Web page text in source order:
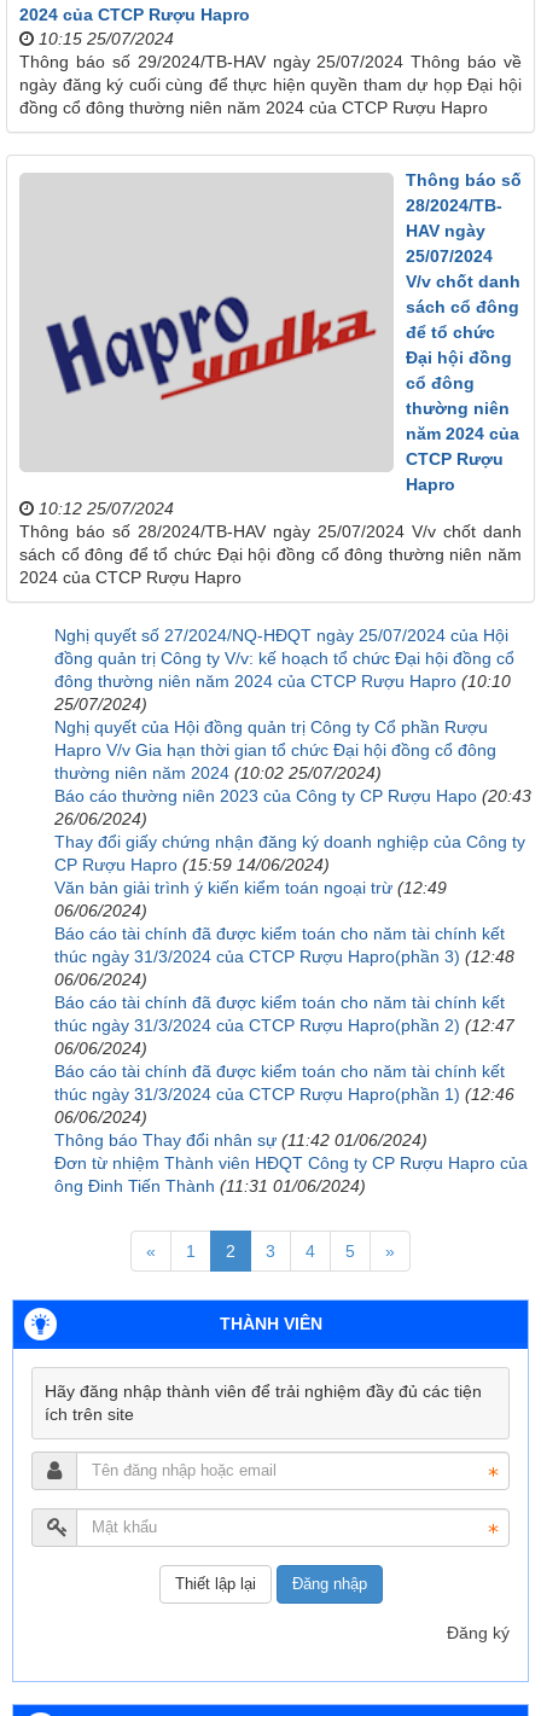
2024 của CTCP Rượu Hapro
10:15 25/07/2024
Thông báo số 29/2024/TB-HAV ngày 25/07/2024 Thông báo về
ngày đăng ký cuối cùng để thực hiện quyền tham dự họp Đại hội
đồng cổ đông thường niên năm 2024 của CTCP Rượu Hapro
Thông báo số
28/2024/TB-
HAV ngày
25/07/2024
V/v chốt danh
sách cổ đông
để tổ chức
Đại hội đồng
cổ đông
thường niên
năm 2024 của
CTCP Rượu
Hapro
10:12 25/07/2024
Thông báo số 28/2024/TB-HAV ngày 25/07/2024 V/v chốt danh
sách cổ đông để tổ chức Đại hội đồng cổ đông thường niên năm
2024 của CTCP Rượu Hapro
Nghị quyết số 27/2024/NQ-HĐQT ngày 25/07/2024 của Hội
đồng quản trị Công ty V/v: kế hoạch tổ chức Đại hội đồng cổ
đông thường niên năm 2024 của CTCP Rượu Hapro (10:10
25/07/2024)
Nghị quyết của Hội đồng quản trị Công ty Cổ phần Rượu
Hapro V/v Gia hạn thời gian tổ chức Đại hội đồng cổ đông
thường niên năm 2024 (10:02 25/07/2024)
Báo cáo thường niên 2023 của Công ty CP Rượu Hapo (20:43
26/06/2024)
Thay đổi giấy chứng nhận đăng ký doanh nghiệp của Công ty
CP Rượu Hapro (15:59 14/06/2024)
Văn bản giải trình ý kiến kiểm toán ngoại trừ (12:49
06/06/2024)
Báo cáo tài chính đã được kiểm toán cho năm tài chính kết
thúc ngày 31/3/2024 của CTCP Rượu Hapro(phần 3) (12:48
06/06/2024)
Báo cáo tài chính đã được kiểm toán cho năm tài chính kết
thúc ngày 31/3/2024 của CTCP Rượu Hapro(phần 2) (12:47
06/06/2024)
Báo cáo tài chính đã được kiểm toán cho năm tài chính kết
thúc ngày 31/3/2024 của CTCP Rượu Hapro(phần 1) (12:46
06/06/2024)
Thông báo Thay đổi nhân sự (11:42 01/06/2024)
Đơn từ nhiệm Thành viên HĐQT Công ty CP Rượu Hapro của
ông Đinh Tiến Thành (11:31 01/06/2024)
« 1 2 3 4 5 »
THÀNH VIÊN
Hãy đăng nhập thành viên để trải nghiệm đầy đủ các tiện
ích trên site
Đăng nhập
Đăng ký